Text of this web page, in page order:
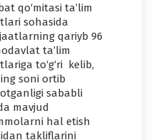
qo‘mitasi ta’lim
sohasida
qariyb 96
ta’lim
to‘g‘ri kelib,
soni ortib
sababli
mavjud
hal etish
takliflarini